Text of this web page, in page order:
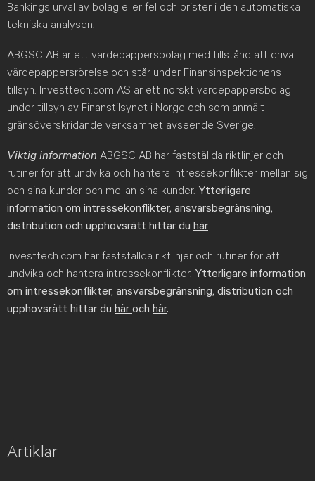
Bankings urval av bolag eller fel och brister i den automatiska
tekniska analysen.
ABGSC AB är ett värdepappersbolag med tillstånd att driva
värdepappersrörelse och står under Finansinspektionens
tillsyn. Investtech.com AS är ett norskt värdepappersbolag
under tillsyn av Finanstilsynet i Norge och som anmält
gränsöverskridande verksamhet avseende Sverige.
Viktig information ABGSC AB har fastställda riktlinjer och
rutiner för att undvika och hantera intressekonflikter mellan sig
och sina kunder och mellan sina kunder. Ytterligare
information om intressekonflikter, ansvarsbegränsning,
distribution och upphovsrätt hittar du här
Investtech.com har fastställda riktlinjer och rutiner för att
undvika och hantera intressekonflikter. Ytterligare information
om intressekonflikter, ansvarsbegränsning, distribution och
upphovsrätt hittar du här och här.
Artiklar